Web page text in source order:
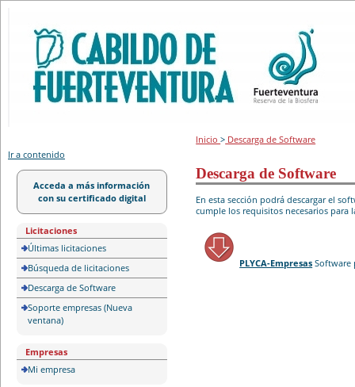
Ir a contenido
Acceda a más información
con su certificado digital
Licitaciones
Últimas licitaciones
Búsqueda de licitaciones
Descarga de Software
Soporte empresas (Nueva
ventana)
Empresas
Mi empresa
Inicio> Descarga de Software
Descarga de Software
En esta sección podrá descargar el
cumple los requisitos necesarios para
PLYCA-Empresas Software